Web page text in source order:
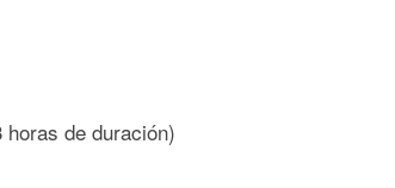
de duración)